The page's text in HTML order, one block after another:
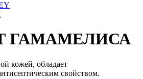
ГАМАМЕЛИСА
кожей, обладает
свойством.